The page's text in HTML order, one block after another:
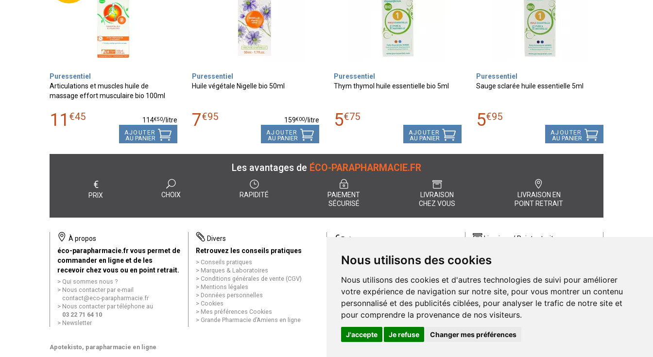
Nous utilisons des cookies
Nous utilisons des cookies et d'autres technologies de suivi pour améliorer
votre expérience de navigation sur notre site, pour vous montrer un contenu
personnalisé et des publicités ciblées, pour analyser le trafic de notre site et
pour comprendre la provenance de nos visiteurs.
J'accepte Je refuse Changer mes préférences
Puressentiel
Articulations et muscles huile de
massage effort musculaire bio 100ml
11 €45 114€50/litre
AJOUTER
AU PANIER
Puressentiel
Huile végétale Nigelle bio 50ml
7€95 159€00/litre
AJOUTER
AU PANIER
Puressentiel
Thym thymol huile essentielle bio 5ml
5€75
AJOUTER
AU PANIER
Puressentiel
Sauge sclarée huile essentielle 5ml
5€95
AJOUTER
AU PANIER
Les avantages de ÉCO-PARAPHARMACIE.FR
€
PRIX CHOIX RAPIDITÉ
PAIEMENT
SÉCURISÉ
LIVRAISON
CHEZ VOUS
LIVRAISON EN
POINT RETRAIT
À propos
éco-parapharmacie.fr vous permet de
commander en ligne et de les
recevoir chez vous ou en point retrait.
Qui sommes nous ?
Nous contacter par e-mail
contact@eco-parapharmacie.fr
Nous contacter par téléphone au
03 22 71 64 10
Newsletter
Divers
Retrouvez les conseils pratiques
Conseils pratiques
Marques & Laboratoires
Conditions générales de vente (CGV)
Mentions légales
Données personnelles
Cookies
Mes préférences Cookies
Grande Pharmacie d’Amiens en ligne
€Paiement
paiement entièrement sécurisé, quel
Paiement sécurisé et simple
Livraison / Point retrait
commande rapidement chez vous ou
Livraison chez vous ou en points relais
Apotekisto, parapharmacie en ligne